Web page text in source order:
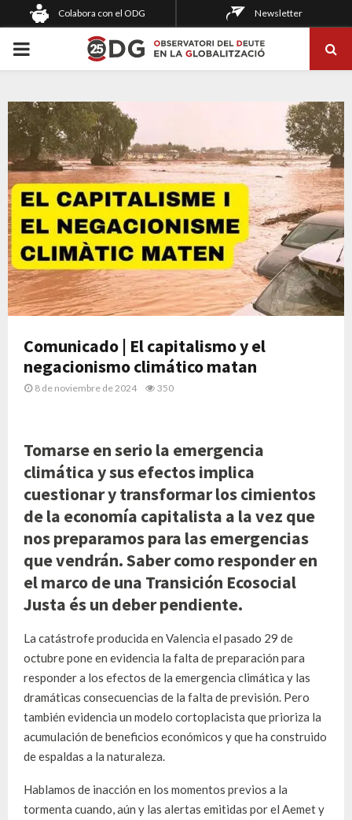
Colabora con el ODG Newsletter
PRIMARY
Comunicado | El capitalismo y el
negacionismo climático matan
8 de noviembre de 2024 350
Tomarse en serio la emergencia
climática y sus efectos implica
cuestionar y transformar los cimientos
de la economía capitalista a la vez que
nos preparamos para las emergencias
que vendrán. Saber como responder en
el marco de una Transición Ecosocial
Justa és un deber pendiente.
La catástrofe producida en Valencia el pasado 29 de
octubre pone en evidencia la falta de preparación para
responder a los efectos de la emergencia climática y las
dramáticas consecuencias de la falta de previsión. Pero
también evidencia un modelo cortoplacista que prioriza la
acumulación de beneficios económicos y que ha construido
de espaldas a la naturaleza.
Hablamos de inacción en los momentos previos a la
tormenta cuando, aún y las alertas emitidas por el Aemet y